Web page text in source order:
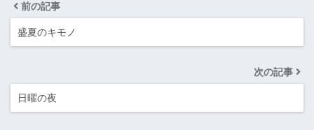
前の記事
盛夏のキモノ
次の記事
日曜の夜